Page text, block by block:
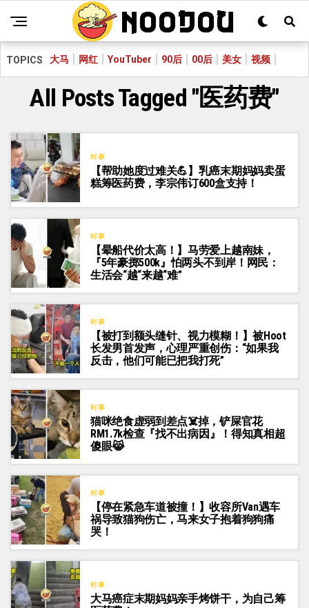
TOPICS 大马 网红 YouTuber 90后 00后 美女 视频
All Posts Tagged "医药费"
时事
【帮助她度过难关💪】乳癌末期妈妈卖蛋
糕筹医药费，李宗伟订600盒支持！
时事
【晕船代价太高！】马劳爱上越南妹，
『5年豪掷500k』怕两头不到岸！网民：
生活会“越“来越“难”
时事
【被打到额头缝针、视力模糊！】被Hoot
长发男首发声，心理严重创伤：“如果我
反击，他们可能已把我打死”
时事
猫咪绝食虚弱到差点☠️掉，铲屎官花
RM1.7k检查『找不出病因』！得知真相超
傻眼😹
时事
【停在紧急车道被撞！】收容所Van遇车
祸导致猫狗伤亡，马来女子抱着狗狗痛
哭！
时事
大马癌症末期妈妈亲手烤饼干，为自己筹